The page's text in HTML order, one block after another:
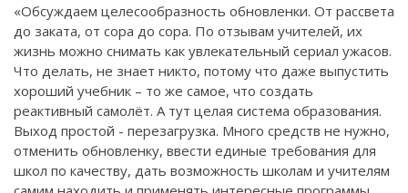
«Обсуждаем целесообразность обновленки. От рассвета
до заката, от сора до сора. По отзывам учителей, их
жизнь можно снимать как увлекательный сериал ужасов.
Что делать, не знает никто, потому что даже выпустить
хороший учебник – то же самое, что создать
реактивный самолёт. А тут целая система образования.
Выход простой - перезагрузка. Много средств не нужно,
отменить обновленку, ввести единые требования для
школ по качеству, дать возможность школам и учителям